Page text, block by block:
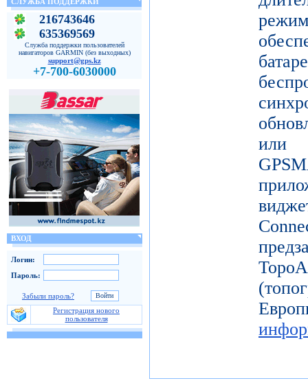
216743646
635369569
Служба поддержки пользователей
навигаторов GARMIN (без выходных)
support@gps.kz
+7-700-6030000
ВХОД
Логин:
Пароль:
Забыли пароль?
Регистрация нового
пользователя
или